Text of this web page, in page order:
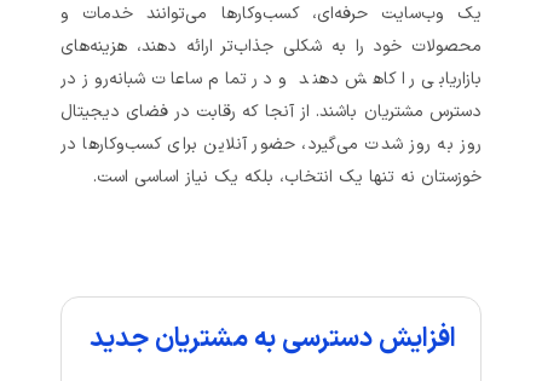
یک وب‌سایت حرفه‌ای، کسب‌وکارها می‌توانند خدمات و
محصولات خود را به شکلی جذاب‌تر ارائه دهند، هزینه‌های
بازاریابی را کاهش دهند و در تمام ساعات شبانه‌روز در
دسترس مشتریان باشند. از آنجا که رقابت در فضای دیجیتال
روز به روز شدت می‌گیرد، حضور آنلاین برای کسب‌وکارها در
خوزستان نه تنها یک انتخاب، بلکه یک نیاز اساسی است.
افزایش دسترسی به مشتریان جدید